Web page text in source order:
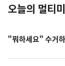
오늘의 멀티
"뭐하세요" 수거